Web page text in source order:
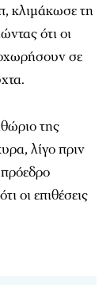
κλιμάκωσε τη
ότι οι
σε
της
λίγο πριν
οι επιθέσεις